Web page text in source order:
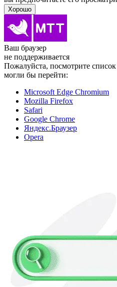
Хорошо
Ваш браузер
не поддерживается
Пожалуйста, посмотрите
могли бы перейти:
Microsoft Edge Chromium
Mozilla Firefox
Safari
Google Chrome
Яндекс.Браузер
Opera